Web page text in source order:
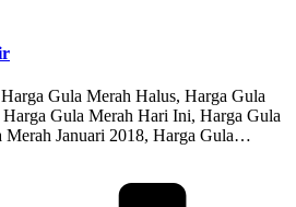
Gula Merah Halus, Harga Gula
Gula Merah Hari Ini, Harga Gula
Merah Januari 2018, Harga Gula…